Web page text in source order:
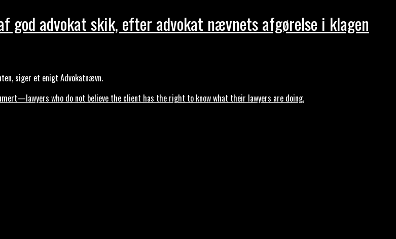
god advokat skik, efter advokat nævnets afgørelse i klagen
siger et enigt Advokatnævn.
who do not believe the client has the right to know what their lawyers are doing.